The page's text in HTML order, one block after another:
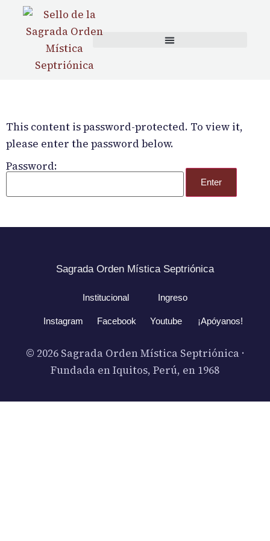
content
This content is password-protected. To view it,
please enter the password below.
Password:
Sagrada Orden Mística Septriónica
Institucional Ingreso
Instagram Facebook Youtube ¡Apóyanos!
© 2026 Sagrada Orden Mística Septriónica ·
Fundada en Iquitos, Perú, en 1968